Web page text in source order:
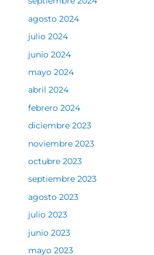
agosto 2024
julio 2024
junio 2024
mayo 2024
abril 2024
febrero 2024
diciembre 2023
noviembre 2023
octubre 2023
septiembre 2023
agosto 2023
julio 2023
junio 2023
mayo 2023